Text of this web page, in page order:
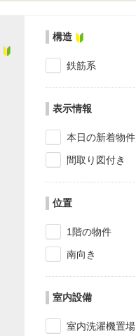
構造
鉄筋系
表示情報
本日の新着物件
間取り図付き
位置
1階の物件
南向き
室内設備
室内洗濯機置場